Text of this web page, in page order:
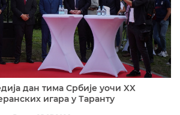
дан тима Србије уочи XX
игара у Таранту